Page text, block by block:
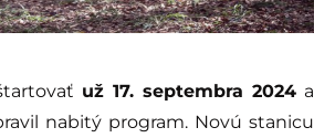
už 17. septembra 2024a
nabitý program. Novú stanicu